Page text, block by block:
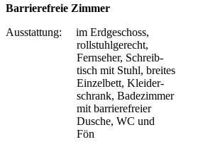
Barrierefreie Zimmer
Ausstattung: im Erdgeschoss,
rollstuhlgerecht,
Fernseher, Schreib-
tisch mit Stuhl, breites
Einzelbett, Kleider-
schrank, Badezimmer
mit barrierefreier
Dusche, WC und
Fön